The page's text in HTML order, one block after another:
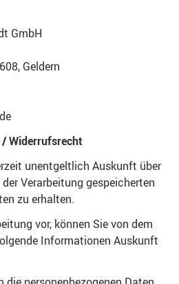
GmbH
Geldern
Widerrufsrecht
unentgeltlich Auskunft über
Verarbeitung gespeicherten
zu erhalten.
vor, können Sie von dem
Informationen Auskunft